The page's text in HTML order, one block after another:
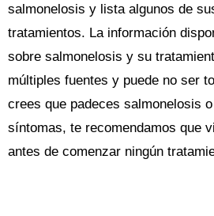
salmonelosis y lista algunos de
tratamientos. La información
sobre salmonelosis y su
múltiples fuentes y puede no ser
crees que padeces salmonelosis
síntomas, te recomendamos que
antes de comenzar ningún